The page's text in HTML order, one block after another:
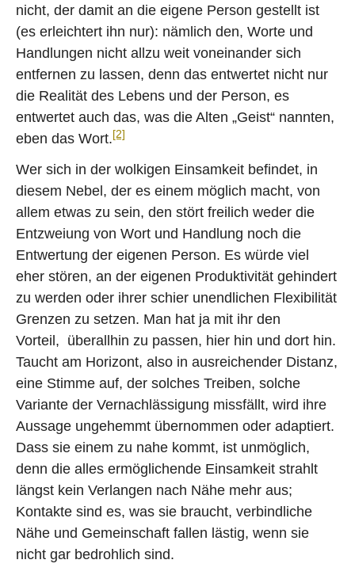
nicht, der damit an die eigene Person gestellt ist
(es erleichtert ihn nur): nämlich den, Worte und
Handlungen nicht allzu weit voneinander sich
entfernen zu lassen, denn das entwertet nicht nur
die Realität des Lebens und der Person, es
entwertet auch das, was die Alten „Geist“ nannten,
eben das Wort.[2]
Wer sich in der wolkigen Einsamkeit befindet, in
diesem Nebel, der es einem möglich macht, von
allem etwas zu sein, den stört freilich weder die
Entzweiung von Wort und Handlung noch die
Entwertung der eigenen Person. Es würde viel
eher stören, an der eigenen Produktivität gehindert
zu werden oder ihrer schier unendlichen Flexibilität
Grenzen zu setzen. Man hat ja mit ihr den
Vorteil, überallhin zu passen, hier hin und dort hin.
Taucht am Horizont, also in ausreichender Distanz,
eine Stimme auf, der solches Treiben, solche
Variante der Vernachlässigung missfällt, wird ihre
Aussage ungehemmt übernommen oder adaptiert.
Dass sie einem zu nahe kommt, ist unmöglich,
denn die alles ermöglichende Einsamkeit strahlt
längst kein Verlangen nach Nähe mehr aus;
Kontakte sind es, was sie braucht, verbindliche
Nähe und Gemeinschaft fallen lästig, wenn sie
nicht gar bedrohlich sind.